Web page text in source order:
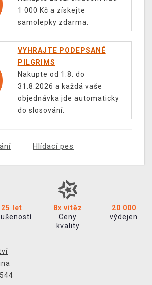
1 000 Kč a získejte
samolepky zdarma.
VYHRAJTE PODEPSANÉ
PILGRIMS
Nakupte od 1.8. do
31.8.2026 a každá vaše
objednávka jde automaticky
do slosování.
Hlídací pes
25 let
8x vítěz
Ceny
kvality
20 000
výdejen